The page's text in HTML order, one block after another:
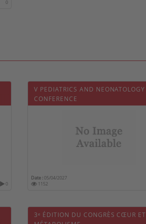
0
0
V PEDIATRICS AND NEONATOLOGY
CONFERENCE
Date :05/04/2027
1152
3ᵉ ÉDITION DU CONGRÈS CŒUR ET